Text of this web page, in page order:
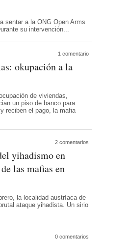
sentar a la ONG Open Arms
su intervención...
1 comentario
okupación a la
de viviendas,
un piso de banco para
reciben el pago, la mafia
2 comentarios
yihadismo en
las mafias en
la localidad austríaca de
ataque yihadista. Un sirio
0 comentarios